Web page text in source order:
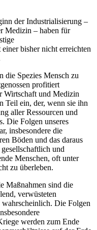
der Industrialisierung –
Medizin – haben für
bisher nicht erreichten
die Spezies Mensch zu
profitiert
Wirtschaft und Medizin
Teil ein, der, wenn sie ihn
aller Ressourcen und
Die Folgen unseres
insbesondere die
Böden und das daraus
und
Menschen, oft unter
zu überleben.
Maßnahmen sind die
verwüsteten
Die Folgen
werden zum Ende